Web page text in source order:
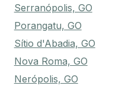
Serranópolis, GO
Porangatu, GO
Sítio d'Abadia, GO
Nova Roma, GO
Nerópolis, GO